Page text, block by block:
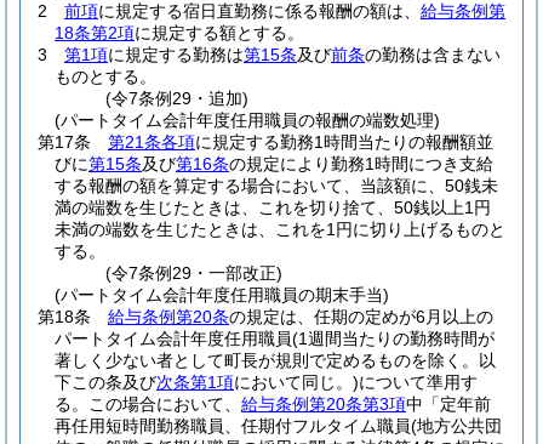
2
前項に規定する宿日直勤務に係る報酬の額は、 給与条例第
18条第2項に規定する額とする。
3
第1項に規定する勤務は第15条及び前条の勤務は含まない
ものとする。
(令7条例29・追加)
(パートタイム会計年度任用職員の報酬の端数処理)
第17条
第21条各項に規定する勤務1時間当たりの報酬額並
びに第15条及び第16条の規定により勤務1時間につき支給
する報酬の額を算定する場合において、当該額に、50銭未
満の端数を生じたときは、これを切り捨て、50銭以上1円
未満の端数を生じたときは、これを1円に切り上げるものと
する。
(令7条例29・一部改正)
(パートタイム会計年度任用職員の期末手当)
第18条
給与条例第20条の規定は、任期の定めが6月以上の
パートタイム会計年度任用職員(1週間当たりの勤務時間が
著しく少ない者として町長が規則で定めるものを除く。以
下この条及び次条第1項において同じ。)について準用す
る。
この場合において、 給与条例第20条第3項中「定年前
再任用短時間勤務職員、任期付フルタイム職員(地方公共団